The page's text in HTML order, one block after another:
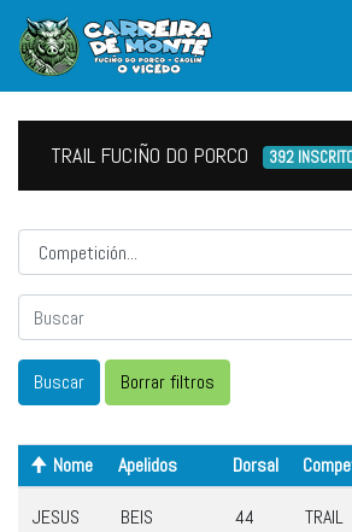
TRAIL FUCIÑO DO PORCO 392
Competicion
Nome Apelidos Dorsal
JESUS
BEIS
44
TRAIL